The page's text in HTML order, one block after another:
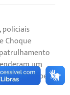
policiais
Choque
um
aberto pelo